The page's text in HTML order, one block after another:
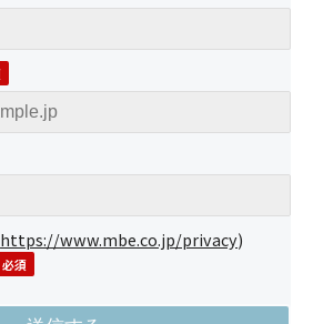
https://www.mbe.co.jp/privacy)